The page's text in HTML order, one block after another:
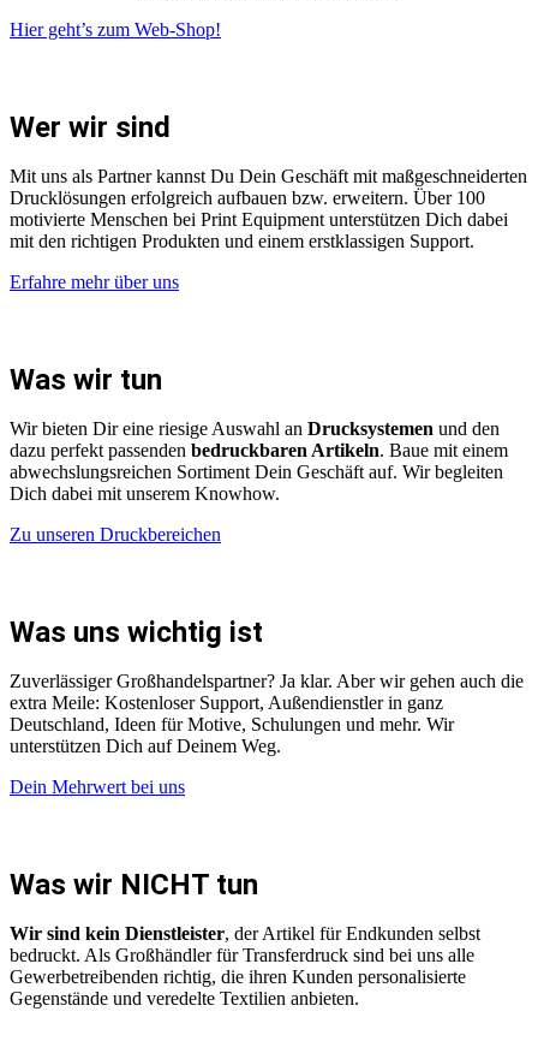
Hier geht’s zum Web-Shop!
Wer wir sind
Mit uns als Partner kannst Du Dein Geschäft mit maßgeschneiderten
Drucklösungen erfolgreich aufbauen bzw. erweitern. Über 100
motivierte Menschen bei Print Equipment unterstützen Dich dabei
mit den richtigen Produkten und einem erstklassigen Support.
Erfahre mehr über uns
Was wir tun
Wir bieten Dir eine riesige Auswahl an Drucksystemen und den
dazu perfekt passenden bedruckbaren Artikeln. Baue mit einem
abwechslungsreichen Sortiment Dein Geschäft auf. Wir begleiten
Dich dabei mit unserem Knowhow.
Zu unseren Druckbereichen
Was uns wichtig ist
Zuverlässiger Großhandelspartner? Ja klar. Aber wir gehen auch die
extra Meile: Kostenloser Support, Außendienstler in ganz
Deutschland, Ideen für Motive, Schulungen und mehr. Wir
unterstützen Dich auf Deinem Weg.
Dein Mehrwert bei uns
Was wir NICHT tun
Wir sind kein Dienstleister, der Artikel für Endkunden selbst
bedruckt. Als Großhändler für Transferdruck sind bei uns alle
Gewerbetreibenden richtig, die ihren Kunden personalisierte
Gegenstände und veredelte Textilien anbieten.